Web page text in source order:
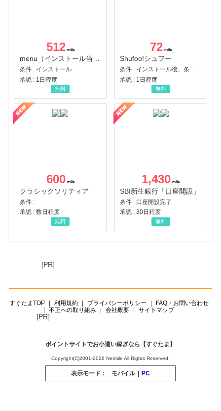
512
menu（インストール当日に指定のクーポンコード経由で1,500円（税込）以上の初回注文完了）（Android）
条件 : インストール
承認 : 1日程度
無料
72
Shufoo!シュフー
条件 : インストール後、条件達成
承認 : 1日程度
無料
600
クラシックソリティア
条件 :
承認 : 数日程度
無料
1,430
SBI新生銀行「口座開設」
条件 : 口座開設完了
承認 : 30日程度
無料
[PR]
すぐたまTOP 利用規約 プライバシーポリシー
FAQ・お問い合わせ
不正への取り組み
会社概要 サイトマップ
[PR]
ポイントサイトでお小遣い稼ぎなら【すぐたま】
Copyright(C)2001-2026 Netmile All Rights Reserved.
表示モード： モバイル | PC